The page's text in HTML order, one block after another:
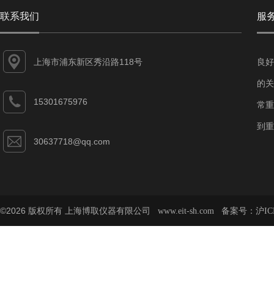
联系我们
上海市浦东新区秀沿路118号
15301675976
30637718@qq.com
服
良
的
常
到
©2026 版权所有 上海博取仪器有限公司 www.eit-sh.com 备案号： 沪